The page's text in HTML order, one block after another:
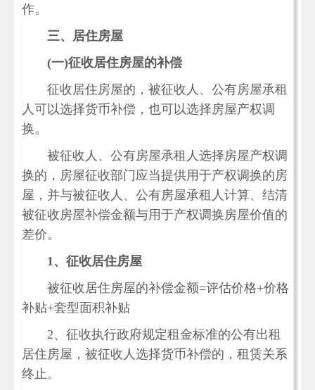
作。
三、居住房屋
(一)征收居住房屋的补偿
征收居住房屋的，被征收人、公有房屋承租
人可以选择货币补偿，也可以选择房屋产权调
换。
被征收人、公有房屋承租人选择房屋产权调
换的，房屋征收部门应当提供用于产权调换的房
屋，并与被征收人、公有房屋承租人计算、结清
被征收房屋补偿金额与用于产权调换房屋价值的
差价。
1、征收居住房屋
被征收居住房屋的补偿金额=评估价格+价格
补贴+套型面积补贴
2、征收执行政府规定租金标准的公有出租
居住房屋，被征收人选择货币补偿的，租赁关系
终止。